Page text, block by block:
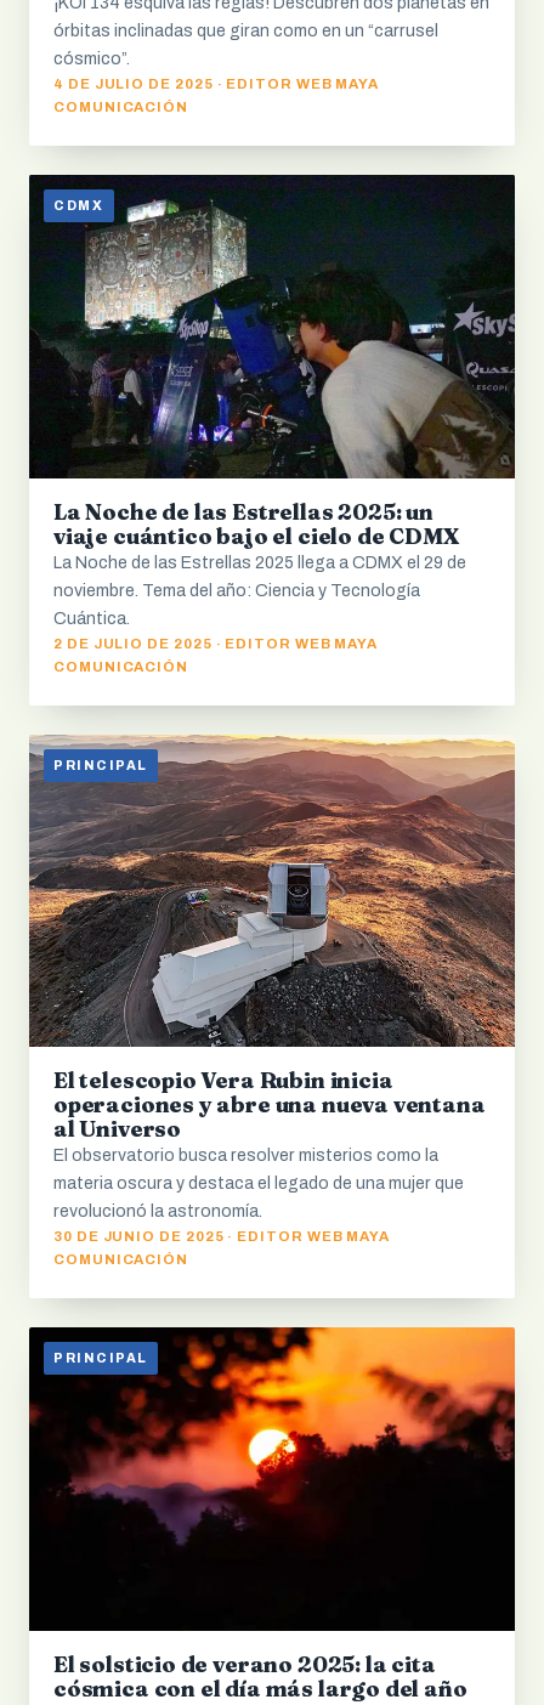
órbitas inclinadas que giran como en un “carrusel
cósmico”.
4 DE JULIO DE 2025 · EDITOR WEB MAYA
COMUNICACIÓN
CDMX
La Noche de las Estrellas 2025: un
viaje cuántico bajo el cielo de CDMX
La Noche de las Estrellas 2025 llega a CDMX el 29 de
noviembre. Tema del año: Ciencia y Tecnología
Cuántica.
2 DE JULIO DE 2025 · EDITOR WEB MAYA
COMUNICACIÓN
PRINCIPAL
El telescopio Vera Rubin inicia
operaciones y abre una nueva ventana
al Universo
El observatorio busca resolver misterios como la
materia oscura y destaca el legado de una mujer que
revolucionó la astronomía.
30 DE JUNIO DE 2025 · EDITOR WEB MAYA
COMUNICACIÓN
PRINCIPAL
El solsticio de verano 2025: la cita
cósmica con el día más largo del año